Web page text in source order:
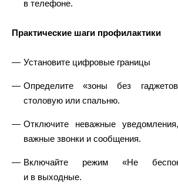
в телефоне.
Практические шаги профилактики
Установите цифровые границы
Определите «зоны без
столовую или спальню.
Отключите неважные
важные звонки и сообщения.
Включайте режим «Не
и в выходные.